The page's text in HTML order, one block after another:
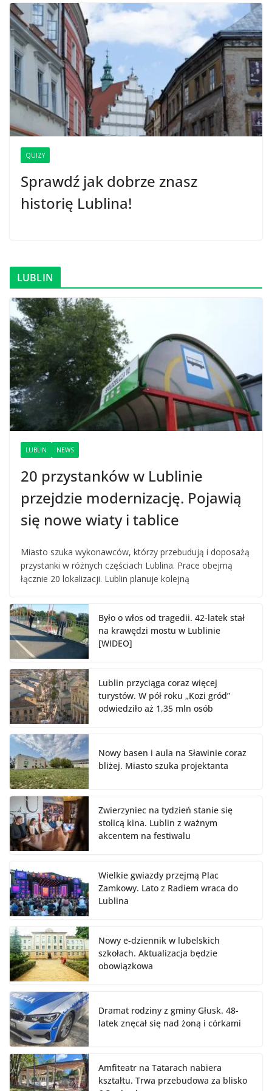
QUIZY
Sprawdź jak dobrze znasz
historię Lublina!
LUBLIN
LUBLIN NEWS
20 przystanków w Lublinie
przejdzie modernizację. Pojawią
się nowe wiaty i tablice
Miasto szuka wykonawców, którzy przebudują i doposażą
przystanki w różnych częściach Lublina. Prace obejmą
łącznie 20 lokalizacji. Lublin planuje kolejną
Było o włos od tragedii. 42-latek stał
na krawędzi mostu w Lublinie
[WIDEO]
Lublin przyciąga coraz więcej
turystów. W pół roku „Kozi gród”
odwiedziło aż 1,35 mln osób
Nowy basen i aula na Sławinie coraz
bliżej. Miasto szuka projektanta
Zwierzyniec na tydzień stanie się
stolicą kina. Lublin z ważnym
akcentem na festiwalu
Wielkie gwiazdy przejmą Plac
Zamkowy. Lato z Radiem wraca do
Lublina
Nowy e-dziennik w lubelskich
szkołach. Aktualizacja będzie
obowiązkowa
Dramat rodziny z gminy Głusk. 48-
latek znęcał się nad żoną i córkami
Amfiteatr na Tatarach nabiera
kształtu. Trwa przebudowa za blisko